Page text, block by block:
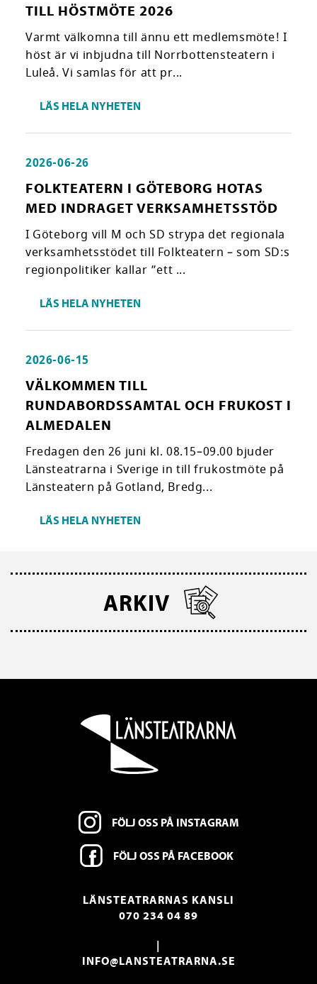
TILL HÖSTMÖTE 2026
Varmt välkomna till ännu ett medlemsmöte! I
höst är vi inbjudna till Norrbottensteatern i
Luleå. Vi samlas för att pr...
LÄS HELA NYHETEN
2026-06-26
FOLKTEATERN I GÖTEBORG HOTAS
MED INDRAGET VERKSAMHETSSTÖD
I Göteborg vill M och SD strypa det regionala
verksamhetsstödet till Folkteatern – som SD:s
regionpolitiker kallar ”ett ...
LÄS HELA NYHETEN
2026-06-15
VÄLKOMMEN TILL
RUNDABORDSSAMTAL OCH FRUKOST I
ALMEDALEN
Fredagen den 26 juni kl. 08.15–09.00 bjuder
Länsteatrarna i Sverige in till frukostmöte på
Länsteatern på Gotland, Bredg...
LÄS HELA NYHETEN
ARKIV
FÖLJ OSS PÅ INSTAGRAM
FÖLJ OSS PÅ FACEBOOK
LÄNSTEATRARNAS KANSLI
070 234 04 89
|
INFO@LANSTEATRARNA.SE